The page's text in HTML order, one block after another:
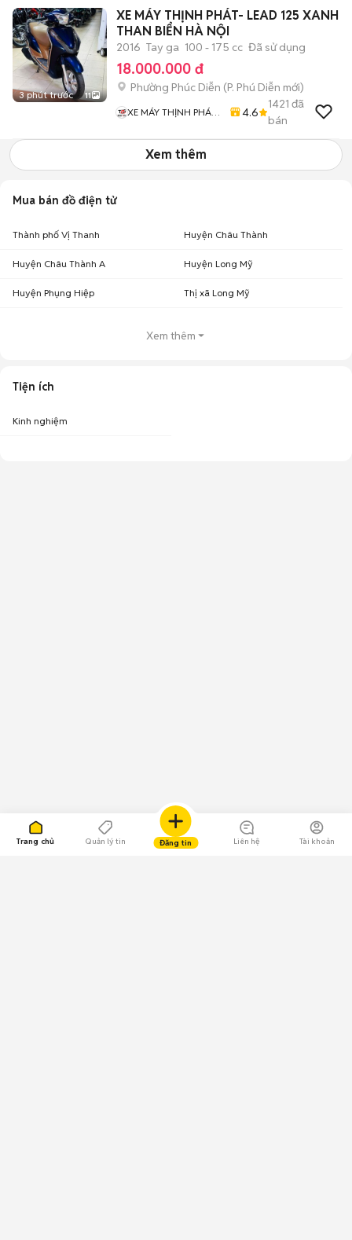
Trang chủ Quản lý tin Đăng tin Liên hệ Tài khoản
3 phút trước 11
XE MÁY THỊNH PHÁT- LEAD 125 XANH
THAN BIỂN HÀ NỘI
2016 Tay ga 100 - 175 cc Đã sử dụng
18.000.000 đ
Phường Phúc Diễn (P. Phú Diễn mới)
XE MÁY THỊNH PHÁT
4.6
1421 đã
bán
Xem thêm
Mua bán đồ điện tử
Thành phố Vị Thanh Huyện Châu Thành
Huyện Châu Thành A Huyện Long Mỹ
Huyện Phụng Hiệp Thị xã Long Mỹ
Xem thêm
Tiện ích
Kinh nghiệm